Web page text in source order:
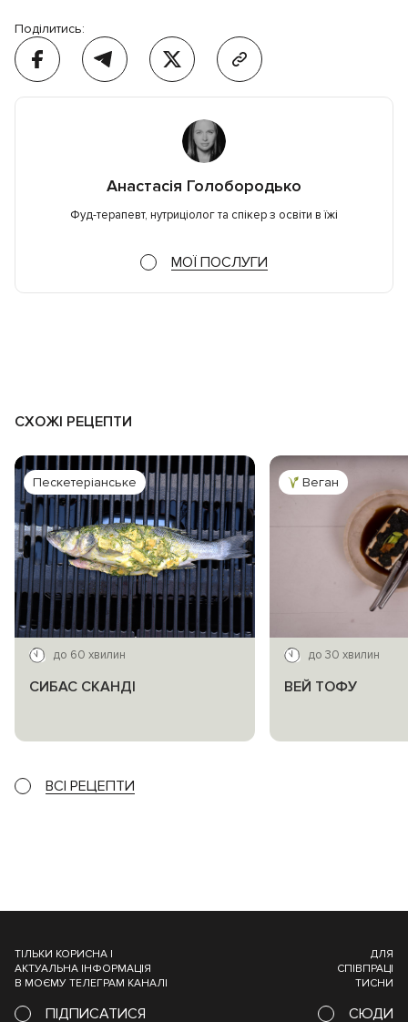
Поділитись:
Анастасія Голобородько
Фуд-терапевт, нутриціолог та спікер з освіти в їжі
МОЇ ПОСЛУГИ
СХОЖІ РЕЦЕПТИ
Пескетеріанське
до 60 хвилин
СИБАС СКАНДІ
Веган
до 30 хвилин
ВЕЙ ТОФУ
ВСІ РЕЦЕПТИ
ТІЛЬКИ КОРИСНА І
АКТУАЛЬНА ІНФОРМАЦІЯ
В МОЄМУ ТЕЛЕГРАМ КАНАЛІ
ПІДПИСАТИСЯ
ДЛЯ
СПІВПРАЦІ
ТИСНИ
СЮДИ